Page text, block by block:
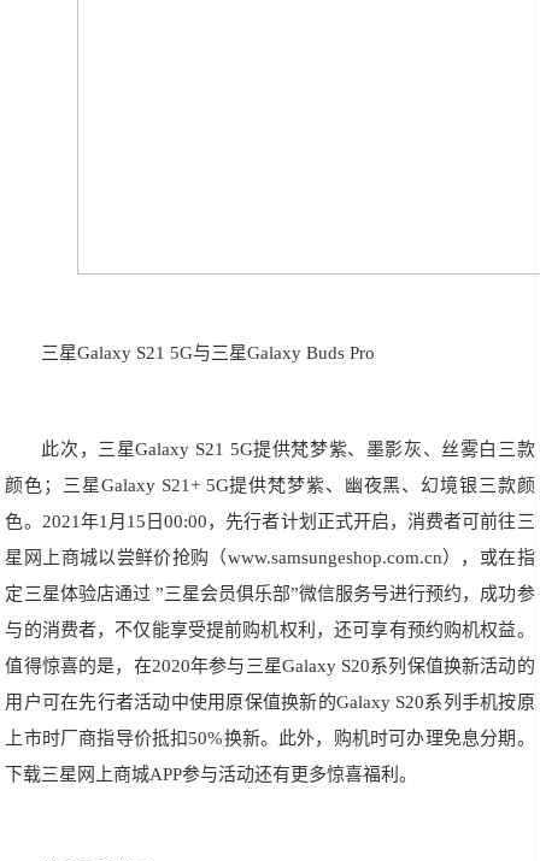
三星Galaxy S21 5G与三星Galaxy Buds Pro
此次，三星Galaxy S21 5G提供梵梦紫、墨影灰、丝雾白三款
颜色；三星Galaxy S21+ 5G提供梵梦紫、幽夜黑、幻境银三款颜
色。2021年1月15日00:00，先行者计划正式开启，消费者可前往三
星网上商城以尝鲜价抢购（www.samsungeshop.com.cn），或在指
定三星体验店通过 ”三星会员俱乐部”微信服务号进行预约，成功参
与的消费者，不仅能享受提前购机权利，还可享有预约购机权益。
值得惊喜的是，在2020年参与三星Galaxy S20系列保值换新活动的
用户可在先行者活动中使用原保值换新的Galaxy S20系列手机按原
上市时厂商指导价抵扣50%换新。此外，购机时可办理免息分期。
下载三星网上商城APP参与活动还有更多惊喜福利。